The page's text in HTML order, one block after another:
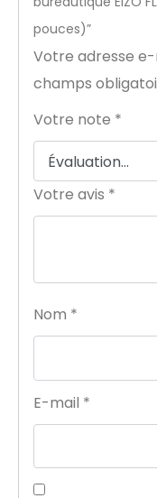
pouces)”
Votre adresse
champs
Votre note *
Votre avis *
Nom *
E-mail *